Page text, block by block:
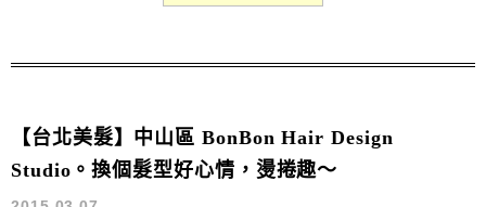
【台北美髮】中山區 BonBon Hair Design
Studio。換個髮型好心情，燙捲趣～